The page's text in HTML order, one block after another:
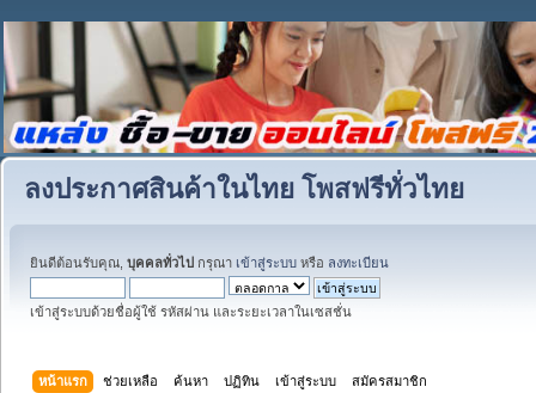
ลงประกาศสินค้าในไทย โพสฟรีทั่วไทย
ยินดีต้อนรับคุณ, บุคคลทั่วไป กรุณา เข้าสู่ระบบ หรือ ลงทะเบียน
เข้าสู่ระบบด้วยชื่อผู้ใช้ รหัสผ่าน และระยะเวลาในเซสชั่น
หน้าแรก ช่วยเหลือ ค้นหา ปฏิทิน เข้าสู่ระบบ สมัครสมาชิก